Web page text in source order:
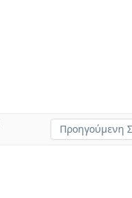
Προηγούμενη